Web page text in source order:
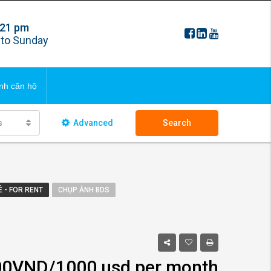
pm
Sunday
nhà
căn hộ
Advanced Search
- FOR RENT CHỤP ẢNH BDS
bds Updating